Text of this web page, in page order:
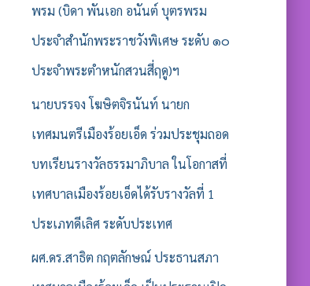
พรม (บิดา พันเอก อนันต์ บุตรพรม
ประจำสำนักพระราชวังพิเศษ ระดับ ๑๐
ประจำพระตำหนักสวนสี่ฤดู)ฯ
นายบรรจง โฆษิตจิรนันท์ นายก
เทศมนตรีเมืองร้อยเอ็ด ร่วมประชุมถอด
บทเรียนรางวัลธรรมาภิบาล ในโอกาสที่
เทศบาลเมืองร้อยเอ็ดได้รับรางวัลที่ 1
ประเภทดีเลิศ ระดับประเทศ
ผศ.ดร.สาธิต กฤตลักษณ์ ประธานสภา